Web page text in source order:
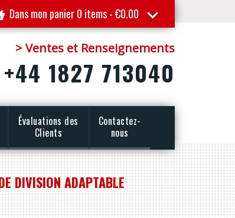
Dans mon panier 0 items -€0.00
> Ventes et Renseignements
+44 1827 713040
Évaluations des
Clients
Contactez-
nous
DIVISION ADAPTABLE